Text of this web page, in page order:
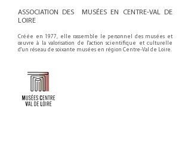
ASSOCIATION DES MUSÉES EN CENTRE-VAL DE
LOIRE
Créée en 1977, elle rassemble le personnel des musées et
œuvre à la valorisation de l'action scientifique et culturelle
d'un réseau de soixante musées en région Centre-Val de Loire.